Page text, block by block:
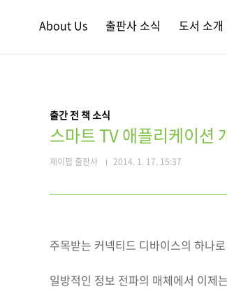
About Us 출판사 소식 도서 소개
출간 전 책 소식
스마트 TV 애플리케이션
제이펍 출판사 2014. 1. 17. 15:37
주목받는 커넥티드 디바이스의 하나
일방적인 정보 전파의 매체에서 이제